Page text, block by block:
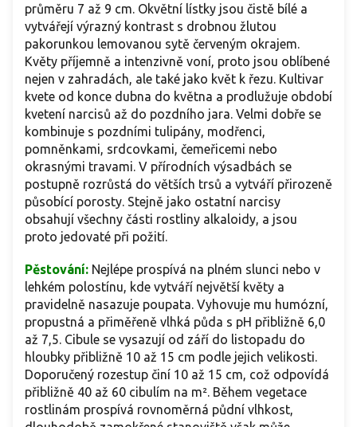
průměru 7 až 9 cm. Okvětní lístky jsou čistě bílé a
vytvářejí výrazný kontrast s drobnou žlutou
pakorunkou lemovanou sytě červeným okrajem.
Květy příjemně a intenzivně voní, proto jsou oblíbené
nejen v zahradách, ale také jako květ k řezu. Kultivar
kvete od konce dubna do května a prodlužuje období
kvetení narcisů až do pozdního jara. Velmi dobře se
kombinuje s pozdními tulipány, modřenci,
pomněnkami, srdcovkami, čemeřicemi nebo
okrasnými travami. V přírodních výsadbách se
postupně rozrůstá do větších trsů a vytváří přirozeně
působící porosty. Stejně jako ostatní narcisy
obsahují všechny části rostliny alkaloidy, a jsou
proto jedovaté při požití.
Pěstování: Nejlépe prospívá na plném slunci nebo v
lehkém polostínu, kde vytváří největší květy a
pravidelně nasazuje poupata. Vyhovuje mu humózní,
propustná a přiměřeně vlhká půda s pH přibližně 6,0
až 7,5. Cibule se vysazují od září do listopadu do
hloubky přibližně 10 až 15 cm podle jejich velikosti.
Doporučený rozestup činí 10 až 15 cm, což odpovídá
přibližně 40 až 60 cibulím na m². Během vegetace
rostlinám prospívá rovnoměrná půdní vlhkost,